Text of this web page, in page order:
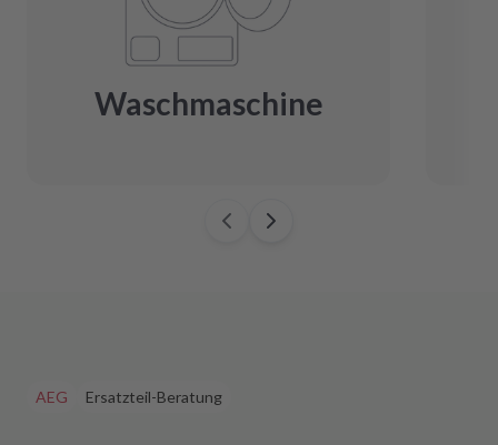
Waschmaschine
AEG Ersatzteil-Beratung